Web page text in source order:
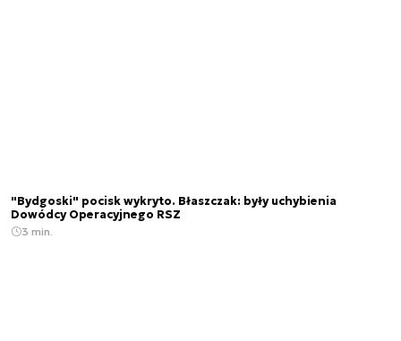
"Bydgoski" pocisk wykryto. Błaszczak: były uchybienia
Dowódcy Operacyjnego RSZ
3 min.